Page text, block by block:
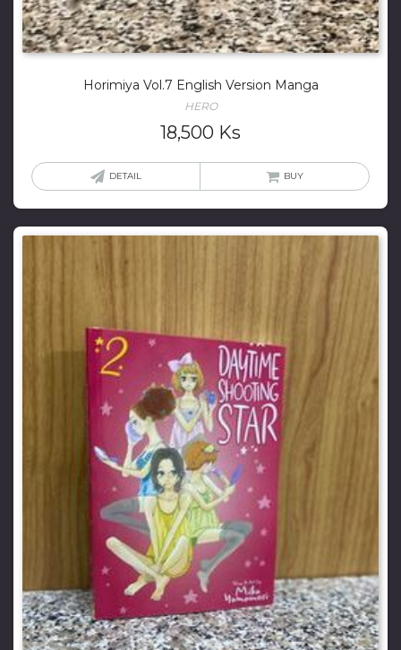
Horimiya Vol.7 English Version Manga
HERO
18,500 Ks
DETAIL BUY